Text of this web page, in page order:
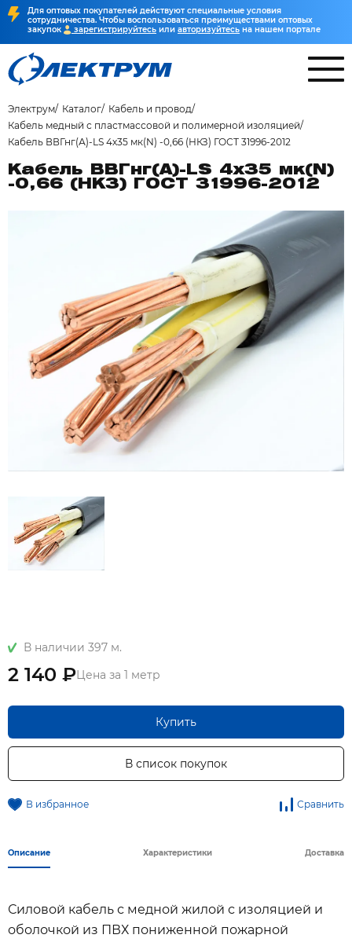
Для оптовых покупателей действуют специальные условия
сотрудничества. Чтобы воспользоваться преимуществами оптовых
закупок
зарегистрируйтесь или авторизуйтесь на нашем портале
Электрум Каталог
Кабель и провод
Кабель медный с пластмассовой и полимерной изоляцией
Кабель ВВГнг(А)-LS 4х35 мк(N) -0,66 (НКЗ) ГОСТ 31996-2012
Кабель ВВГнг(А)-LS 4х35 мк(N)
-0,66 (НКЗ) ГОСТ 31996-2012
В наличии 397 м.
2 140 ₽Цена за 1 метр
Купить
В список покупок
В избранное Сравнить
Описание Характеристики Доставка
Силовой кабель с медной жилой с изоляцией и
оболочкой из ПВХ пониженной пожарной